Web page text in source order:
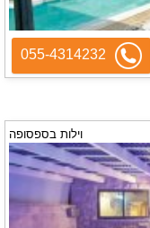
055-4314232
וילות בספסופה